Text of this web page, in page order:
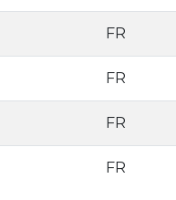
FR
FR
FR
FR